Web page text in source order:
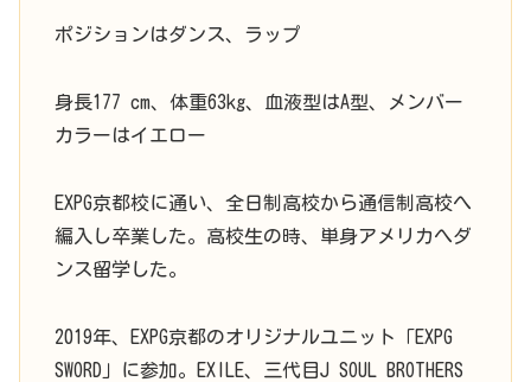
ポジションはダンス、ラップ
身長177 cm、体重63kg、血液型はA型、メンバー
カラーはイエロー
EXPG京都校に通い、全日制高校から通信制高校へ
編入し卒業した。高校生の時、単身アメリカへダ
ンス留学した。
2019年、EXPG京都のオリジナルユニット「EXPG
SWORD」に参加。EXILE、三代目J SOUL BROTHERS